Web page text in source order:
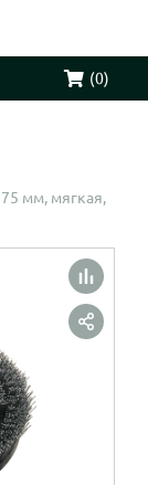
(0)
мм, мягкая,